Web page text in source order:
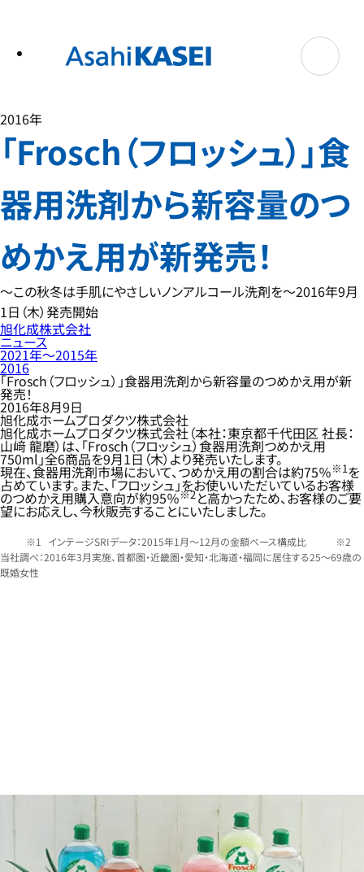
2016年
「Frosch（フロッシュ）」食
器用洗剤から新容量のつ
めかえ用が新発売！
～この秋冬は手肌にやさしいノンアルコール洗剤を～2016年9月
1日（木）発売開始
旭化成株式会社
ニュース
2021年〜2015年
2016
「Frosch（フロッシュ）」食器用洗剤から新容量のつめかえ用が新
発売！
2016年8月9日
旭化成ホームプロダクツ株式会社
旭化成ホームプロダクツ株式会社（本社：東京都千代田区 社長：
山﨑 龍磨）は、「Frosch（フロッシュ）食器用洗剤つめかえ用
750ml」全6商品を9月1日（木）より発売いたします。
現在、食器用洗剤市場において、つめかえ用の割合は約75％※1を
占めています。また、「フロッシュ」をお使いいただいているお客様
のつめかえ用購入意向が約95％※2と高かったため、お客様のご要
望にお応えし、今秋販売することにいたしました。
インテージSRIデータ：2015年1月～12月の金額ベース構成比
当社調べ：2016年3月実施、首都圏・近畿圏・愛知・北海道・福岡に居住する25～69歳の
既婚女性